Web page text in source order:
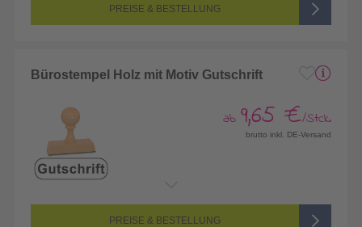
PREISE & BESTELLUNG
Bürostempel Holz mit Motiv Gutschrift
ab 9,65 €/Stck.
brutto inkl. DE-Versand
PREISE & BESTELLUNG